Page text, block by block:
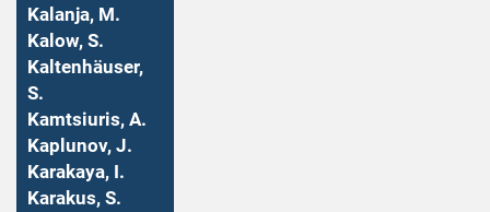
Kalanja, M.
Kalow, S.
Kaltenhäuser,
S.
Kamtsiuris, A.
Kaplunov, J.
Karakaya, I.
Karakus, S.